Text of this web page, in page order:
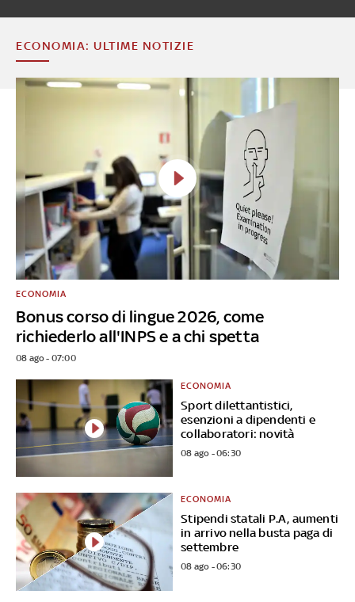
ECONOMIA: ULTIME NOTIZIE
Bonus corso di lingue 2026, come
richiederlo all'INPS e a chi spetta
ECONOMIA
08 ago - 07:00
Sport dilettantistici,
esenzioni a dipendenti e
collaboratori: novità
ECONOMIA
08 ago - 06:30
Stipendi statali P.A, aumenti
in arrivo nella busta paga di
settembre
ECONOMIA
08 ago - 06:30